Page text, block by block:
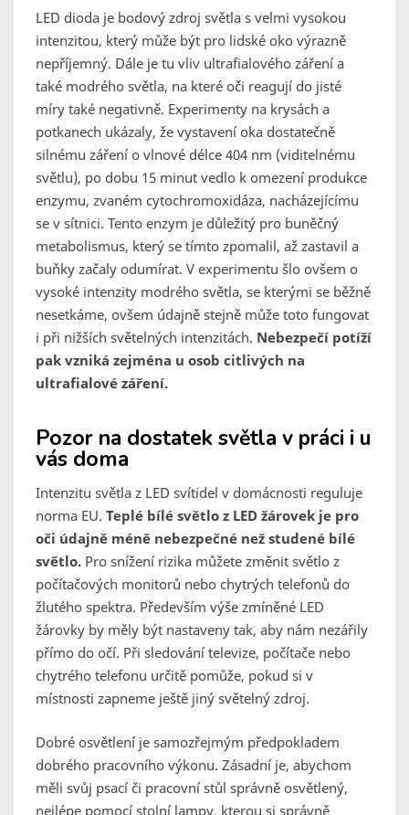
LED dioda je bodový zdroj světla s velmi vysokou
intenzitou, který může být pro lidské oko výrazně
nepříjemný. Dále je tu vliv ultrafialového záření a
také modrého světla, na které oči reagují do jisté
míry také negativně. Experimenty na krysách a
potkanech ukázaly, že vystavení oka dostatečně
silnému záření o vlnové délce 404 nm (viditelnému
světlu), po dobu 15 minut vedlo k omezení produkce
enzymu, zvaném cytochromoxidáza, nacházejícímu
se v sítnici. Tento enzym je důležitý pro buněčný
metabolismus, který se tímto zpomalil, až zastavil a
buňky začaly odumírat. V experimentu šlo ovšem o
vysoké intenzity modrého světla, se kterými se běžně
nesetkáme, ovšem údajně stejně může toto fungovat
i při nižších světelných intenzitách. Nebezpečí potíží
pak vzniká zejména u osob citlivých na
ultrafialové záření.
Pozor na dostatek světla v práci i u
vás doma
Intenzitu světla z LED svítidel v domácnosti reguluje
norma EU. Teplé bílé světlo z LED žárovek je pro
oči údajně méně nebezpečné než studené bílé
světlo. Pro snížení rizika můžete změnit světlo z
počítačových monitorů nebo chytrých telefonů do
žlutého spektra. Především výše zmíněné LED
žárovky by měly být nastaveny tak, aby nám nezářily
přímo do očí. Při sledování televize, počítače nebo
chytrého telefonu určitě pomůže, pokud si v
místnosti zapneme ještě jiný světelný zdroj.
Dobré osvětlení je samozřejmým předpokladem
dobrého pracovního výkonu. Zásadní je, abychom
měli svůj psací či pracovní stůl správně osvětlený,
nejlépe pomocí stolní lampy, kterou si správně